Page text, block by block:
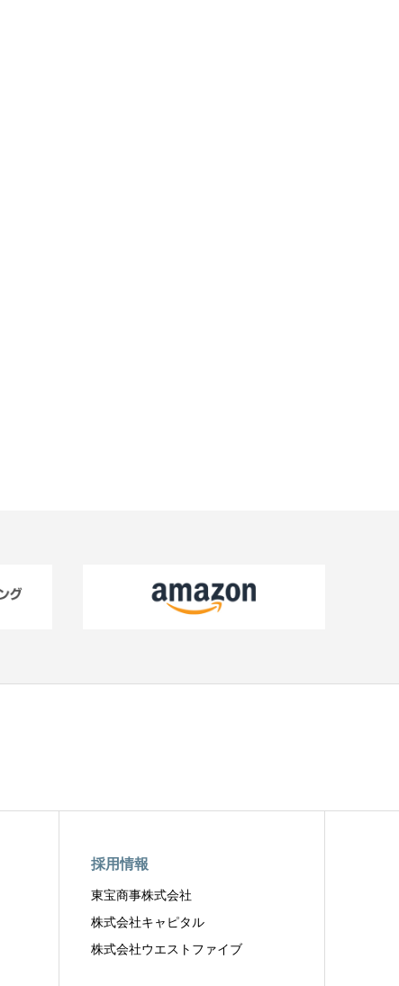
採用情報
東宝商事株式会社
株式会社キャピタル
株式会社ウエストファイブ